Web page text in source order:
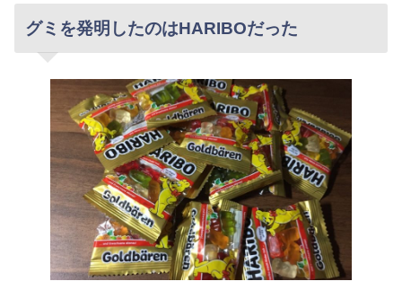
グミを発明したのはHARIBOだった